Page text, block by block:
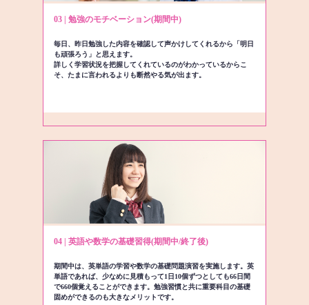
03 | 勉強のモチベーション(期間中)
毎日、昨日勉強した内容を確認して声かけしてくれるから「明日
も頑張ろう」と思えます。
詳しく学習状況を把握してくれているのがわかっているからこ
そ、たまに言われるよりも断然やる気が出ます。
04 | 英語や数学の基礎習得(期間中/終了後)
期間中は、英単語の学習や数学の基礎問題演習を実施します。英
単語であれば、少なめに見積もって1日10個ずつとしても66日間
で660個覚えることができます。勉強習慣と共に重要科目の基礎
固めができるのも大きなメリットです。